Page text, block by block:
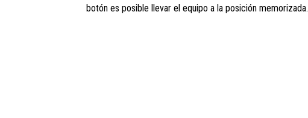
botón es posible llevar el equipo a la posición memorizada.